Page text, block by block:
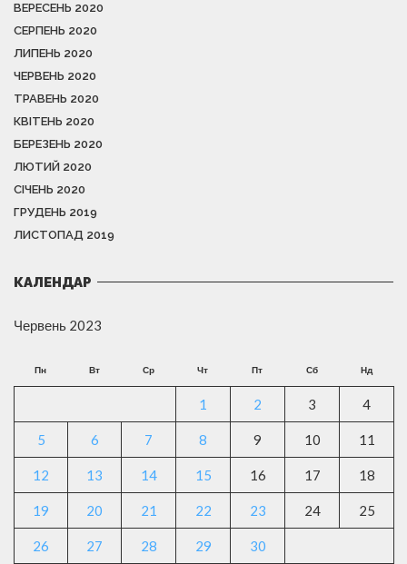
ВЕРЕСЕНЬ 2020
СЕРПЕНЬ 2020
ЛИПЕНЬ 2020
ЧЕРВЕНЬ 2020
ТРАВЕНЬ 2020
КВІТЕНЬ 2020
БЕРЕЗЕНЬ 2020
ЛЮТИЙ 2020
СІЧЕНЬ 2020
ГРУДЕНЬ 2019
ЛИСТОПАД 2019
КАЛЕНДАР
Червень 2023
Пн Вт Ср Чт Пт Сб Нд
1 2 3 4
5 6 7 8 9 10 11
12 13 14 15 16 17 18
19 20 21 22 23 24 25
26 27 28 29 30